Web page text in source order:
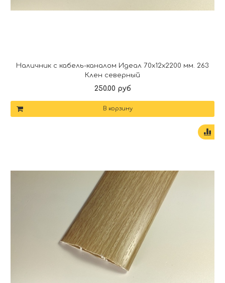
Наличник с кабель-каналом Идеал 70х12х2200 мм. 263
Клен северный
250.00 руб
В корзину